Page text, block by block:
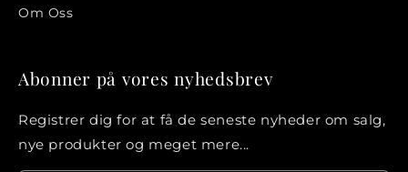
Om Oss
Abonner på vores nyhedsbrev
Registrer dig for at få de seneste nyheder om salg,
nye produkter og meget mere...